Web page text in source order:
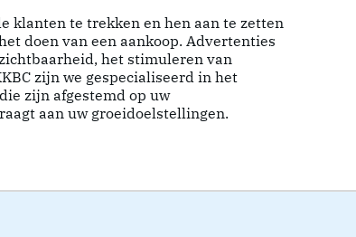
klanten te trekken en hen aan te zetten
doen van een aankoop. Advertenties
het stimuleren van
zijn we gespecialiseerd in het
zijn afgestemd op uw
aan uw groeidoelstellingen.